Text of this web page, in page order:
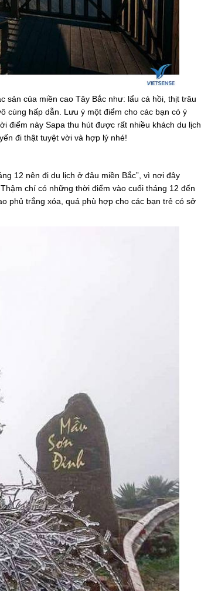
sản của miền cao Tây Bắc như: lẩu cá hồi, thịt trâu
cùng hấp dẫn. Lưu ý một điểm cho các bạn có ý
điểm này Sapa thu hút được rất nhiều khách du lịch
đi thật tuyệt vời và hợp lý nhé!
12 nên đi du lịch ở đâu miền Bắc”, vì nơi đây
chí có những thời điểm vào cuối tháng 12 đến
phủ trắng xóa, quá phù hợp cho các bạn trẻ có sở